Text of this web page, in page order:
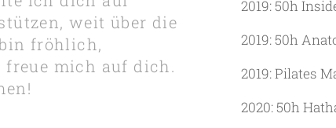
weit über die
fröhlich,
mich auf dich.
2019: 50h
2019: 50h
2019: Pilates
2020: 50h